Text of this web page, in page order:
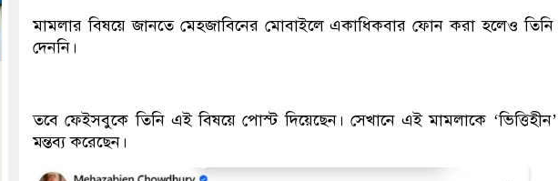
মামলার বিষয়ে জানতে মেহজাবিনের মোবাইলে একাধিকবার ফোন করা হলেও তিনি
দেননি।
তবে ফেইসবুকে তিনি এই বিষয়ে পোস্ট দিয়েছেন। সেখানে এই মামলাকে
মন্তব্য করেছেন।